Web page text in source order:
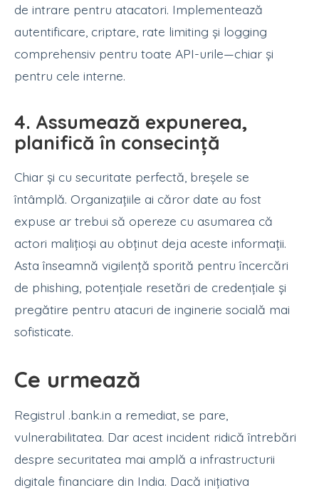
de intrare pentru atacatori. Implementează
autentificare, criptare, rate limiting și logging
comprehensiv pentru toate API-urile—chiar și
pentru cele interne.
4. Assumează expunerea,
planifică în consecință
Chiar și cu securitate perfectă, breșele se
întâmplă. Organizațiile ai căror date au fost
expuse ar trebui să opereze cu asumarea că
actori malițioși au obținut deja aceste informații.
Asta înseamnă vigilență sporită pentru încercări
de phishing, potențiale resetări de credențiale și
pregătire pentru atacuri de inginerie socială mai
sofisticate.
Ce urmează
Registrul .bank.in a remediat, se pare,
vulnerabilitatea. Dar acest incident ridică întrebări
despre securitatea mai amplă a infrastructurii
digitale financiare din India. Dacă inițiativa